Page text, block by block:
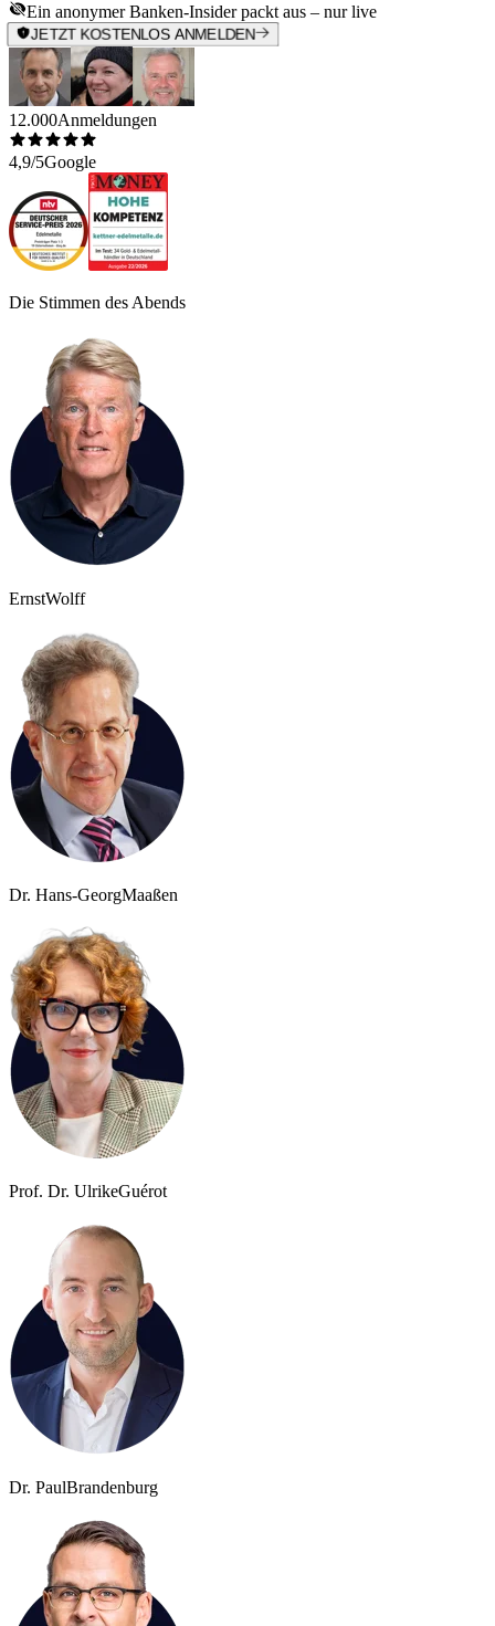
Ein anonymer Banken-Insider packt aus – nur live
JETZT KOSTENLOS ANMELDEN
12.000Anmeldungen
4,9/5Google
Die Stimmen des Abends
ErnstWolff
Dr. Hans-GeorgMaaßen
Prof. Dr. UlrikeGuérot
Dr. PaulBrandenburg